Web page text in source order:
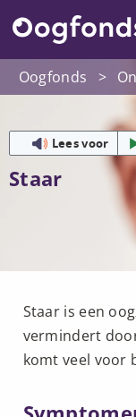
Oogfonds
>
Lees voor
Staar
Staar is een
vermindert
komt veel voor